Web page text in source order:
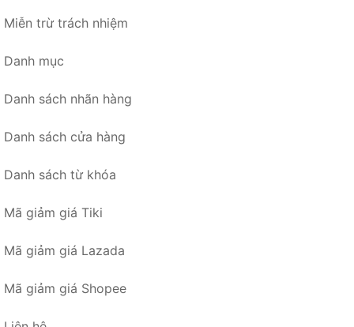
Miễn trừ trách nhiệm
Danh mục
Danh sách nhãn hàng
Danh sách cửa hàng
Danh sách từ khóa
Mã giảm giá Tiki
Mã giảm giá Lazada
Mã giảm giá Shopee